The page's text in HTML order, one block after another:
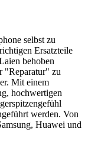
selbst zu
Ersatzteile
behoben
"Reparatur" zu
Mit einem
hochwertigen
werden. Von
Huawei und